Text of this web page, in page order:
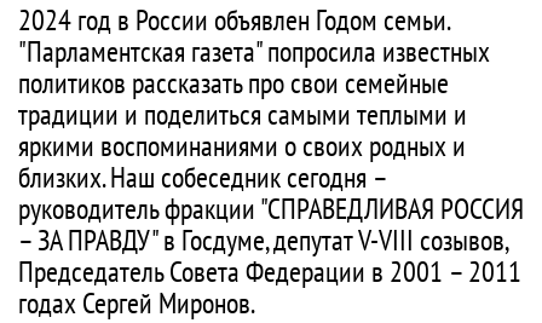
2024 год в России объявлен Годом семьи.
"Парламентская газета" попросила известных
политиков рассказать про свои семейные
традиции и поделиться самыми теплыми и
яркими воспоминаниями о своих родных и
близких. Наш собеседник сегодня –
руководитель фракции "СПРАВЕДЛИВАЯ РОССИЯ
– ЗА ПРАВДУ" в Госдуме, депутат V-VIII созывов,
Председатель Совета Федерации в 2001 – 2011
годах Сергей Миронов.